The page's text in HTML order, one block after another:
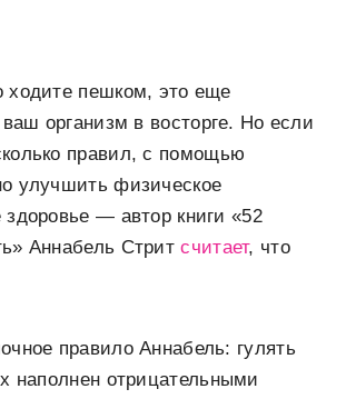
ходите пешком, это еще
ваш организм в восторге. Но если
правил, с помощью
улучшить физическое
здоровье — автор книги «52
Аннабель Стритсчитает, что
правило Аннабель: гулять
наполнен отрицательными